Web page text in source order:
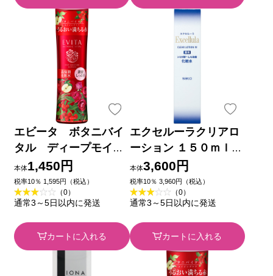
エビータ ボタニバイ
タル ディープモイス
チャーローション ３
１８０ｍｌ カネボウ化
粧品
本体1,450円
税率10％ 1,595円（税込）
（0）
通常3～5日以内に発送
カートに入れる
エクセルーラクリアロ
ーション １５０ｍｌ
佐藤製薬 (医薬部外品)
本体3,600円
税率10％ 3,960円（税込）
（0）
通常3～5日以内に発送
カートに入れる